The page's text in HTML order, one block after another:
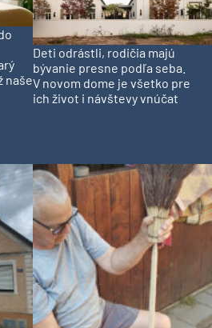
naše
Deti odrástli, rodičia majú
bývanie presne podľa seba.
V novom dome je všetko pre
ich život i návštevy vnúčat